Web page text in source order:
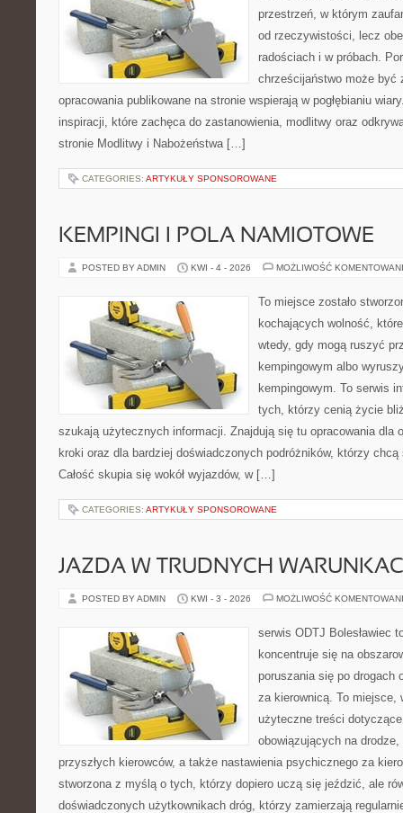
przestrzeń, w którym
od rzeczywistości, lecz
radościach i w próbach.
chrześcijaństwo może być
opracowania publikowane na stronie wspierają w pogłębianiu
inspiracji, które zachęca do zastanowienia, modlitwy oraz
stronie Modlitwy i Nabożeństwa […]
CATEGORIES: ARTYKUŁY SPONSOROWANE
KEMPINGI I POLA NAMIOTOWE
POSTED BY ADMIN KWI - 4 - 2026 MOŻLIWOŚĆ
To miejsce zostało
kochających wolność,
wtedy, gdy mogą ruszyć
kempingowym albo
kempingowym. To serwis
tych, którzy cenią życie
szukają użytecznych informacji. Znajdują się tu opracowania dla
kroki oraz dla bardziej doświadczonych podróżników, którzy
Całość skupia się wokół wyjazdów, w […]
CATEGORIES: ARTYKUŁY SPONSOROWANE
JAZDA W TRUDNYCH
POSTED BY ADMIN KWI - 3 - 2026 MOŻLIWOŚĆ
serwis ODTJ Bolesławiec
koncentruje się na
poruszania się po drogach
za kierownicą. To
użyteczne treści
obowiązujących na
przyszłych kierowców, a także nastawienia psychicznego za
stworzona z myślą o tych, którzy dopiero uczą się jeździć, ale
doświadczonych użytkownikach dróg, którzy zamierzają